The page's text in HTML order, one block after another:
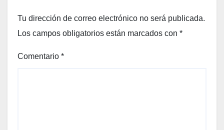
Tu dirección de correo electrónico no será publicada.
Los campos obligatorios están marcados con *
Comentario *